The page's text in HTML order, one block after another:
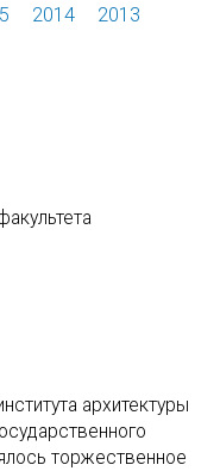
2014
2013
архитектуры
торжественное